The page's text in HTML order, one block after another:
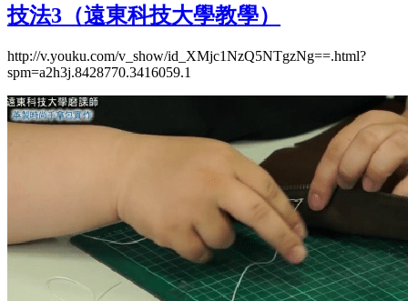
技法3（遠東科技大學教學）
http://v.youku.com/v_show/id_XMjc1NzQ5NTgzNg==.html?
spm=a2h3j.8428770.3416059.1